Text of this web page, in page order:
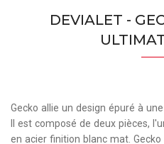
DEVIALET -
Gecko allie un design épuré à
Il est composé de deux pièces,
en acier finition blanc mat.